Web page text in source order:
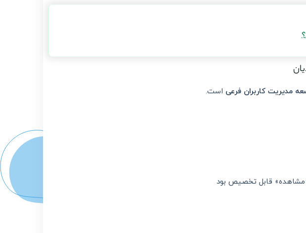
مدیریت کاربران فرعی است.
قابل تخصیص بود